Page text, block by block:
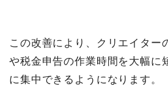
この改善により、クリエイター
や税金申告の作業時間を大幅に
に集中できるようになります。